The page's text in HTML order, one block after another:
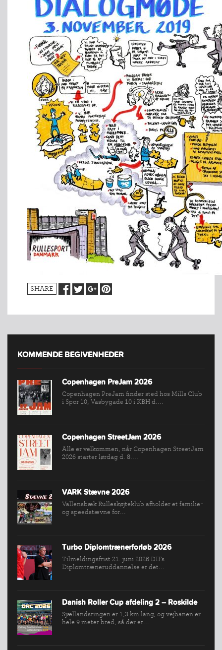
INDMELDELSE
BREDDEPULJE
FIND
KLUB
SPORTSGRENE
VÆRKTØJSKASSEN
KONKURRENCER
SHARE
KOMMENDE BEGIVENHEDER
Copenhagen PreJam 2026
Copenhagen PreJam finder sted hos Mills Club
i Spor 10, Vasbygade 10 i KBH d....
Copenhagen StreetJam 2026
Alle er velkommen, når Copenhagen StreetJam
2026 starter lørdag d. 8....
VARK Stævne 2026
Vallensbæk Rulleskøjteklub afholder et familie-
og speedstævne for...
Turbo Diplomtrænerforløb 2026
Tilmeldingsfrist 21. juni 2026 DIFs
Diplomtræneruddannelse er det...
Danish Roller Cup afdeling 2 – Roskilde
Sjællandsringen er 1,3 km lang, og vejbanen er
hele 9 meter bred, så der er...